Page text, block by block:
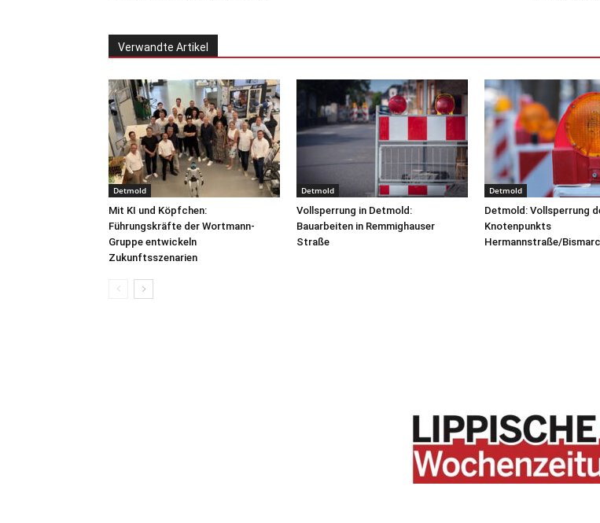
Verwandte Artikel
Detmold
Mit KI und Köpfchen:
Führungskräfte der Wortmann-
Gruppe entwickeln
Zukunftsszenarien
Detmold
Vollsperrung in Detmold:
Bauarbeiten in Remmighauser
Straße
Detmold
Detmold: Vollsperrung
Knotenpunkts
Hermannstraße/